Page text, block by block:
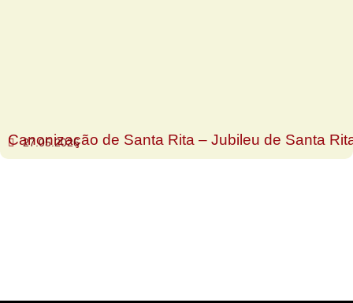
Canonização de Santa Rita – Jubileu de Santa
27.05.2026